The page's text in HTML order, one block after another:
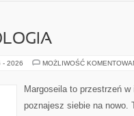
- 2026 MOŻLIWOŚĆ
Margoseila to przestrzeń
poznajesz siebie na nowo.